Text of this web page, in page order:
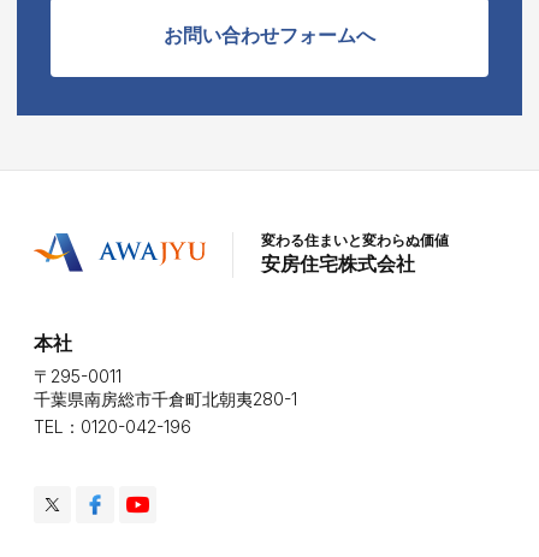
お問い合わせフォームへ
変わる住まいと変わらぬ価値
安房住宅株式会社
本社
〒295-0011
千葉県南房総市千倉町北朝夷280-1
TEL：0120-042-196